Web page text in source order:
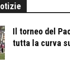
Il torneo del
tutta la curva